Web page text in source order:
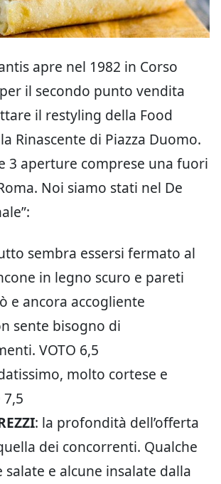
apre nel 1982 in Corso
il secondo punto vendita
il restyling della Food
Rinascente di Piazza Duomo.
3 aperture comprese una fuori
Noi siamo stati nel De
sembra essersi fermato al
in legno scuro e pareti
e ancora accogliente
sente bisogno di
VOTO 6,5
molto cortese e
: la profondità dell’offerta
dei concorrenti. Qualche
e alcune insalate dalla